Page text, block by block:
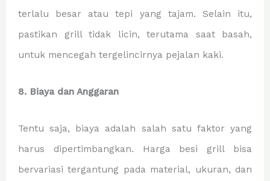
terlalu besar atau tepi yang tajam. Selain itu,
pastikan grill tidak licin, terutama saat basah,
untuk mencegah tergelincirnya pejalan kaki.
8. Biaya dan Anggaran
Tentu saja, biaya adalah salah satu faktor yang
harus dipertimbangkan. Harga besi grill bisa
bervariasi tergantung pada material, ukuran, dan